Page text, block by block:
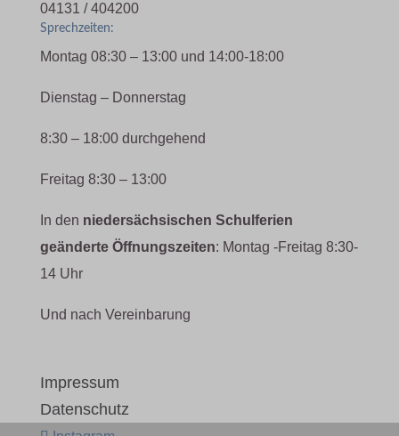
04131 / 404200
Sprechzeiten:
Montag 08:30 – 13:00 und 14:00-18:00
Dienstag – Donnerstag
8:30 – 18:00 durchgehend
Freitag 8:30 – 13:00
In den niedersächsischen Schulferien
geänderte Öffnungszeiten: Montag -Freitag 8:30-
14 Uhr
Und nach Vereinbarung
Impressum
Datenschutz